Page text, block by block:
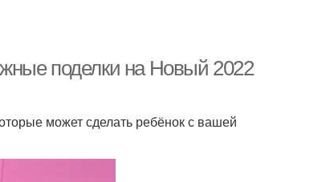
поделки на Новый 2022
может сделать ребёнок с вашей